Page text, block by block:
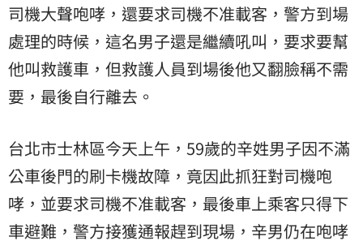
司機大聲咆哮，還要求司機不准載客，警方到場
處理的時候，這名男子還是繼續吼叫，要求要幫
他叫救護車，但救護人員到場後他又翻臉稱不需
要，最後自行離去。
台北市士林區今天上午，59歲的辛姓男子因不滿
公車後門的刷卡機故障，竟因此抓狂對司機咆
哮，並要求司機不准載客，最後車上乘客只得下
車避難，警方接獲通報趕到現場，辛男仍在咆哮